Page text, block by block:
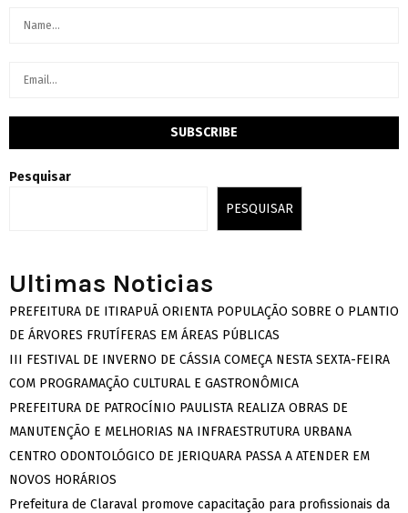
Pesquisar
PESQUISAR
Ultimas Noticias
PREFEITURA DE ITIRAPUÃ ORIENTA POPULAÇÃO SOBRE O PLANTIO
DE ÁRVORES FRUTÍFERAS EM ÁREAS PÚBLICAS
III FESTIVAL DE INVERNO DE CÁSSIA COMEÇA NESTA SEXTA-FEIRA
COM PROGRAMAÇÃO CULTURAL E GASTRONÔMICA
PREFEITURA DE PATROCÍNIO PAULISTA REALIZA OBRAS DE
MANUTENÇÃO E MELHORIAS NA INFRAESTRUTURA URBANA
CENTRO ODONTOLÓGICO DE JERIQUARA PASSA A ATENDER EM
NOVOS HORÁRIOS
Prefeitura de Claraval promove capacitação para profissionais da